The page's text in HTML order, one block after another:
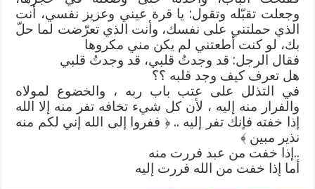
وجعلت تقبّله وتقول: يا قرة عيني وعزيز نفسي، أنت
الذي حملتني على نفسك، وأنت الذي تعرّضت لما حلّ
بك، لو كنت أطعتني لم يكن مني مكروها
فقال الرجل: قد وجدتُ قلبي، قد وجدتُ قلبي
هل تعرف كيف وجد قلبه ؟؟
في التذلل على عتب باب ربه ، والخضوع لمولاه
والفرار منه إليه ، لأن كل شيء تخافه تفر منه إلا الله
إذا خفته فإنك تفر إليه .. ﴿ ففروا إلى الله إني لكم منه
نذير مبين ﴾
..إذا خفت من عبد فررت منه
أما إذا خفت من الله فررت إليه